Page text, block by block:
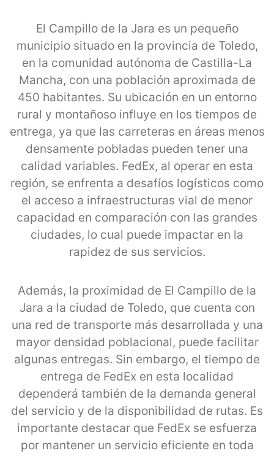
El Campillo de la Jara es un pequeño
municipio situado en la provincia de Toledo,
en la comunidad autónoma de Castilla-La
Mancha, con una población aproximada de
450 habitantes. Su ubicación en un entorno
rural y montañoso influye en los tiempos de
entrega, ya que las carreteras en áreas menos
densamente pobladas pueden tener una
calidad variables. FedEx, al operar en esta
región, se enfrenta a desafíos logísticos como
el acceso a infraestructuras vial de menor
capacidad en comparación con las grandes
ciudades, lo cual puede impactar en la
rapidez de sus servicios.
Además, la proximidad de El Campillo de la
Jara a la ciudad de Toledo, que cuenta con
una red de transporte más desarrollada y una
mayor densidad poblacional, puede facilitar
algunas entregas. Sin embargo, el tiempo de
entrega de FedEx en esta localidad
dependerá también de la demanda general
del servicio y de la disponibilidad de rutas. Es
importante destacar que FedEx se esfuerza
por mantener un servicio eficiente en toda